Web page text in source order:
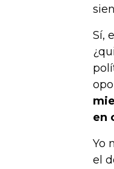
Sí,
en
Yo
el